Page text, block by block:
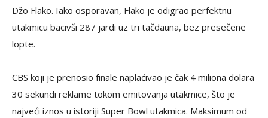
Džo Flako. Iako osporavan, Flako je odigrao perfektnu
utakmicu bacivši 287 jardi uz tri tačdauna, bez presečene
lopte.
CBS koji je prenosio finale naplaćivao je čak 4 miliona dolara
30 sekundi reklame tokom emitovanja utakmice, što je
najveći iznos u istoriji Super Bowl utakmica. Maksimum od